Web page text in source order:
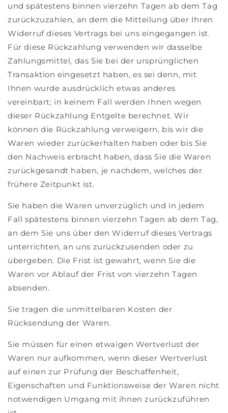
und spätestens binnen vierzehn Tagen ab dem Tag
zurückzuzahlen, an dem die Mitteilung über Ihren
Widerruf dieses Vertrags bei uns eingegangen ist.
Für diese Rückzahlung verwenden wir dasselbe
Zahlungsmittel, das Sie bei der ursprünglichen
Transaktion eingesetzt haben, es sei denn, mit
Ihnen wurde ausdrücklich etwas anderes
vereinbart; in keinem Fall werden Ihnen wegen
dieser Rückzahlung Entgelte berechnet. Wir
können die Rückzahlung verweigern, bis wir die
Waren wieder zurückerhalten haben oder bis Sie
den Nachweis erbracht haben, dass Sie die Waren
zurückgesandt haben, je nachdem, welches der
frühere Zeitpunkt ist.
Sie haben die Waren unverzüglich und in jedem
Fall spätestens binnen vierzehn Tagen ab dem Tag,
an dem Sie uns über den Widerruf dieses Vertrags
unterrichten, an uns zurückzusenden oder zu
übergeben. Die Frist ist gewahrt, wenn Sie die
Waren vor Ablauf der Frist von vierzehn Tagen
absenden.
Sie tragen die unmittelbaren Kosten der
Rücksendung der Waren.
Sie müssen für einen etwaigen Wertverlust der
Waren nur aufkommen, wenn dieser Wertverlust
auf einen zur Prüfung der Beschaffenheit,
Eigenschaften und Funktionsweise der Waren nicht
notwendigen Umgang mit ihnen zurückzuführen